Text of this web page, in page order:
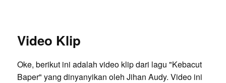
Video Klip
Oke, berikut ini adalah video klip dari lagu "Kebacut
Baper" yang dinyanyikan oleh Jihan Audy. Video ini